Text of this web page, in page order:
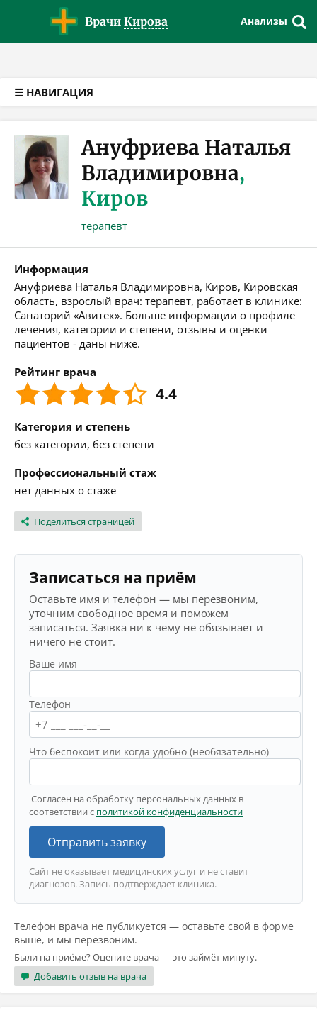
Врачи Кирова Анализы
☰ НАВИГАЦИЯ
Ануфриева Наталья
Владимировна,
Киров
терапевт
Информация
Ануфриева Наталья Владимировна, Киров, Кировская
область, взрослый врач: терапевт, работает в клинике:
Санаторий «Авитек». Больше информации о профиле
лечения, категории и степени, отзывы и оценки
пациентов - даны ниже.
Рейтинг врача
4.4
Категория и степень
без категории, без степени
Профессиональный стаж
нет данных о стаже
Поделиться страницей
Записаться на приём
Оставьте имя и телефон — мы перезвоним,
уточним свободное время и поможем
записаться. Заявка ни к чему не обязывает и
ничего не стоит.
Ваше имя
Телефон
Что беспокоит или когда удобно (необязательно)
Согласен на обработку персональных данных в
соответствии с политикой конфиденциальности
Отправить заявку
Сайт не оказывает медицинских услуг и не ставит
диагнозов. Запись подтверждает клиника.
Телефон врача не публикуется — оставьте свой в форме
выше, и мы перезвоним.
Были на приёме? Оцените врача — это займёт минуту.
Добавить отзыв на врача